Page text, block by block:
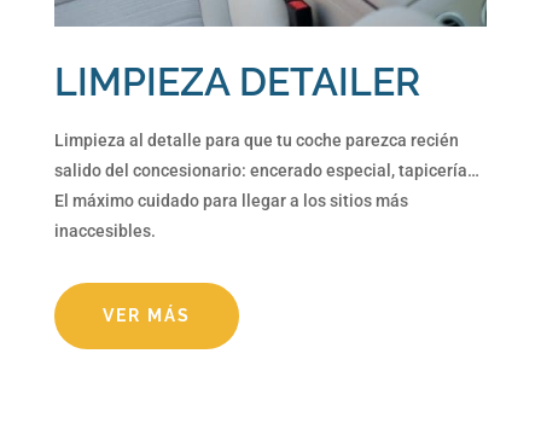
LIMPIEZA DETAILER
Limpieza al detalle para que tu coche parezca recién
salido del concesionario: encerado especial, tapicería…
El máximo cuidado para llegar a los sitios más
inaccesibles.
VER MÁS